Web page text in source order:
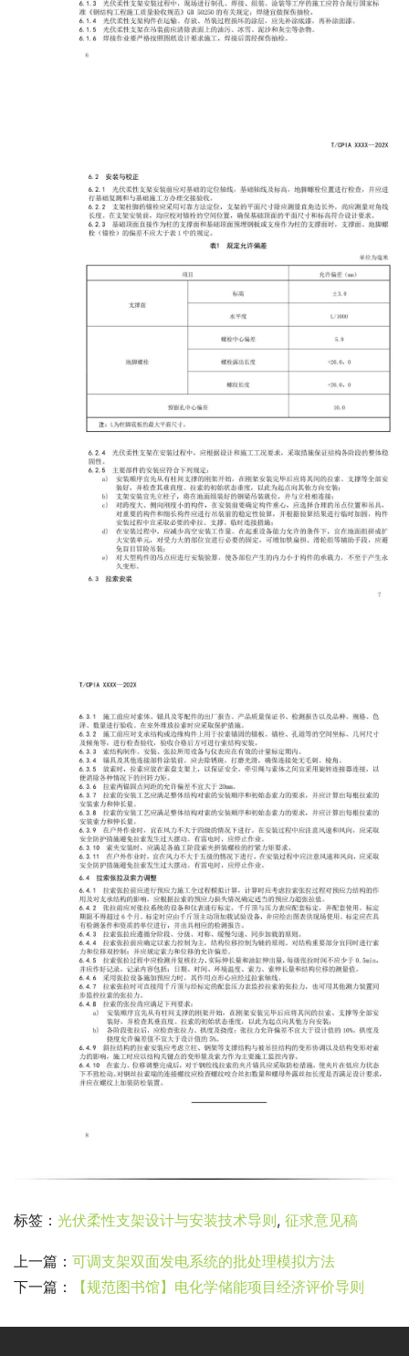
标签： 光伏柔性支架设计与安装技术导则, 征求意见稿
上一篇： 可调支架双面发电系统的批处理模拟方法
下一篇：
【规范图书馆】电化学储能项目经济评价导则